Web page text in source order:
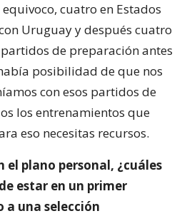
cuatro en Estados
Uruguay y después cuatro
de preparación antes
posibilidad de que nos
con esos partidos de
los entrenamientos que
eso necesitas recursos.
el plano personal, ¿cuáles
estar en un primer
una selección